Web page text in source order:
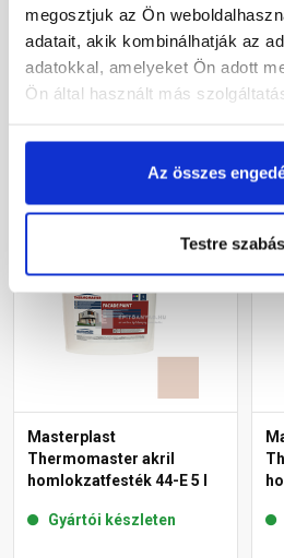
megosztjuk az Ön
adatait, akik kombinálhatják az
adatokkal, amelyeket Ön adott
Ön által használt más
Az összes
Testre szabás
6941 intense 15 l
Rendelésre
Masterplast
Thermomaster akril
homlokzatfesték 44-E 5 l
Gyártói készleten